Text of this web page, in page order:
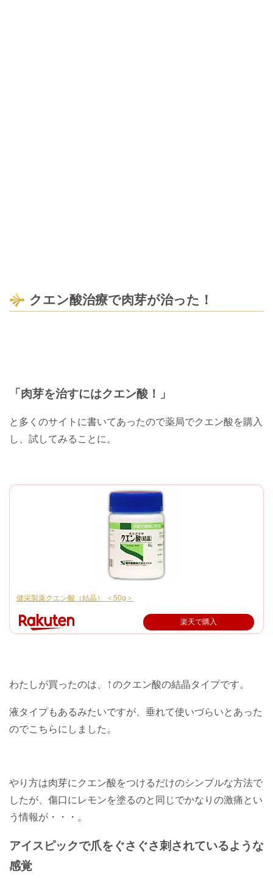
クエン酸治療で肉芽が治った！
「肉芽を治すにはクエン酸！」
と多くのサイトに書いてあったので薬局でクエン酸を購入
し、試してみることに。
健栄製薬クエン酸（結晶） ＜50g＞
楽天で購入
わたしが買ったのは、 ↑のクエン酸の結晶タイプです。
液タイプもあるみたいですが、垂れて使いづらいとあった
のでこちらにしました。
やり方は肉芽にクエン酸をつけるだけのシンプルな方法で
したが、傷口にレモンを塗るのと同じでかなりの激痛とい
う情報が・・・。
アイスピックで爪をぐさぐさ刺されているような
感覚